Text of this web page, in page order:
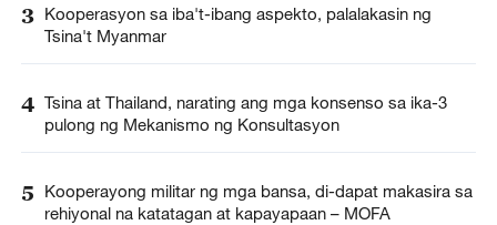
3 Kooperasyon sa iba't-ibang aspekto, palalakasin ng
Tsina't Myanmar
4 Tsina at Thailand, narating ang mga konsenso sa ika-3
pulong ng Mekanismo ng Konsultasyon
5
Kooperayong militar ng mga bansa, di-dapat makasira sa
rehiyonal na katatagan at kapayapaan – MOFA